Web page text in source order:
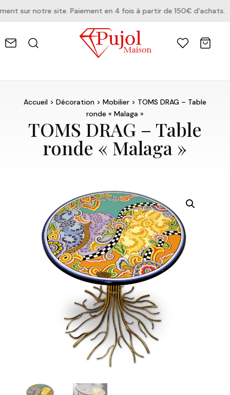
sur notre site. Paiement en 4 fois à partir de 150€ d'achats.
Accueil> Décoration> Mobilier> TOMS DRAG – Table
ronde « Malaga »
TOMS DRAG – Table
ronde « Malaga »